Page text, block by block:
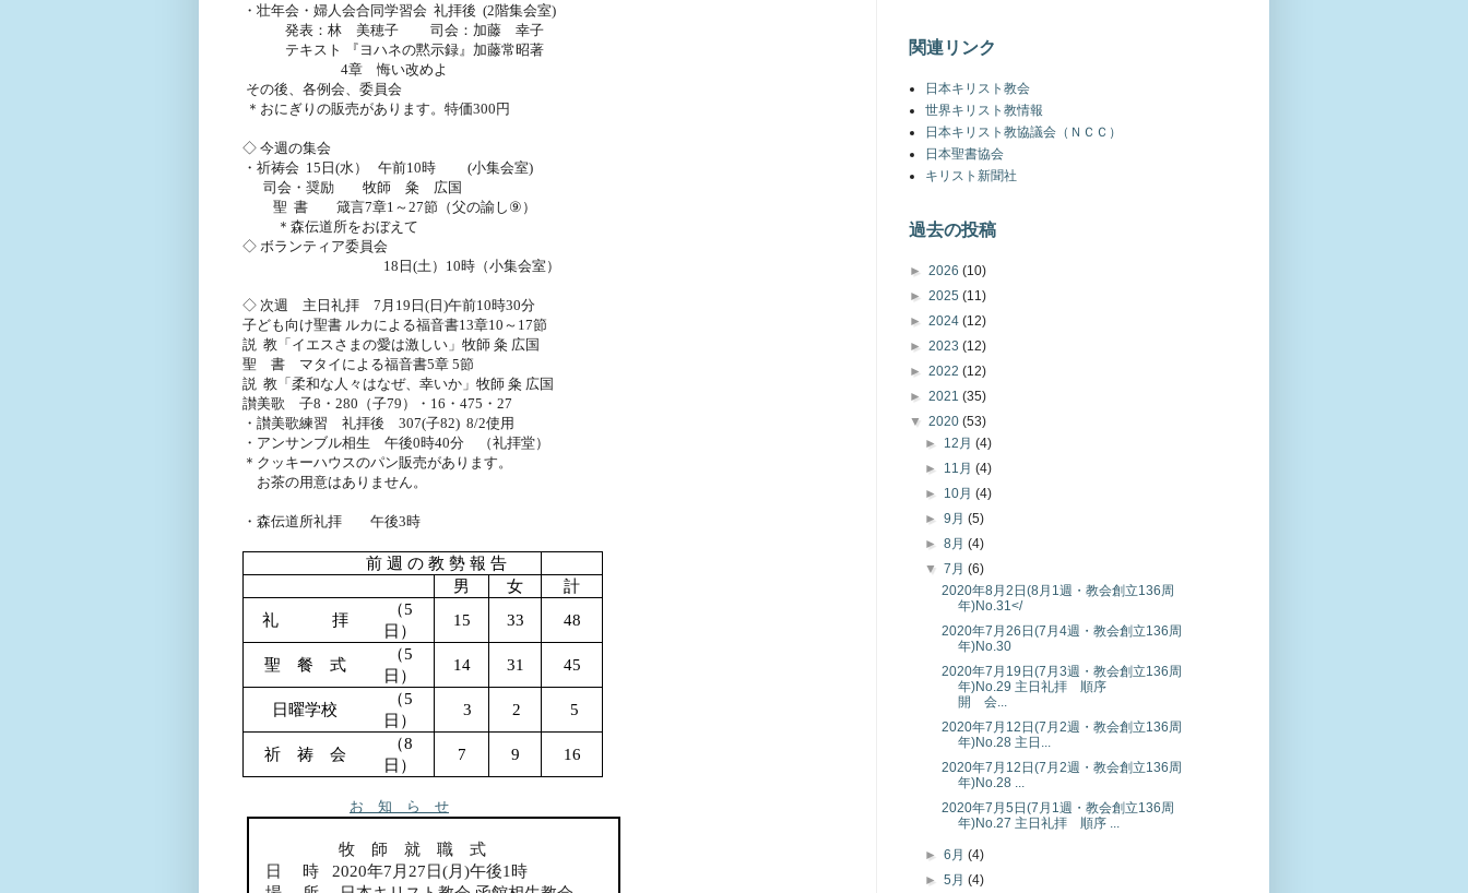
・壮年会・婦人会合同学習会 礼拝後 (2階集会室)
発表：林 美穂子
司会：加藤 幸子
テキスト
『ヨハネの黙示録』加藤常昭著
4章 悔い改めよ
その後、各例会、委員会
＊おにぎりの販売があります。特価300 円
◇ 今週の集会
・祈祷会 15 日 (水） 午前10時 (小集会室)
司会・奨励 牧師 粂 広国
聖 書 箴言7章1 ～ 27節（父の諭し ⑨ ）
＊森伝道所をおぼえて
◇ ボランティア委員会
18 日 (土） 10時（小集会室）
◇ 次週 主日礼拝 7 月 19 日 ( 日 )午前10時30分
子ども向け聖書 ルカによる福音書13章10 ～ 17節
説 教「イエスさまの愛は激しい」牧師 粂 広国
聖 書 マタイによる福音書5章 5節
説 教「柔和な人々はなぜ、幸いか」牧師 粂 広国
讃美歌 子8 ・ 280 （子79 ）・ 16 ・ 475 ・ 27
・讃美歌練習 礼拝後 307(子82) 8/2使用
・アンサンブル相生 午後0時40分 （礼拝堂）
＊クッキーハウスのパン販売があります。
お茶の用意はありません。
・森伝道所礼拝 午後3時
前 週 の 教 勢 報 告
男
女
計
礼 拝
（5
日）
15 33 48
聖 餐 式
（5
日）
14 31 45
日曜学校
（5
日）
3 2 5
祈 祷 会
（8
日）
7 9 16
お 知 ら せ
牧 師 就 職 式
日 時
2020年7 月 27 日(月 )午後1 時
関連リンク
日本キリスト教会
世界キリスト教情報
日本キリスト教協議会（ＮＣＣ）
日本聖書協会
キリスト新聞社
過去の投稿
► 2026 (10)
► 2025 (11)
► 2024 (12)
► 2023 (12)
► 2022 (12)
► 2021 (35)
▼ 2020 (53)
► 12月(4)
► 11月(4)
► 10月(4)
►9月(5)
►8月(4)
▼7月(6)
2020年8月2日(8月1週・教会創立136周
年)No.31</
2020年7月26日(7月4週・教会創立136周
年)No.30
2020年7月19日(7月3週・教会創立136周
年)No.29 主日礼拝 順序
開 会...
2020年7月12日(7月2週・教会創立136周
年)No.28 主日...
2020年7月12日(7月2週・教会創立136周
年)No.28 ...
2020年7月5日(7月1週・教会創立136周
年)No.27 主日礼拝 順序 ...
►6月(4)
►5月(4)